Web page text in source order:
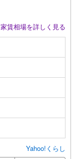
家賃相場を詳しく見る
Yahoo!くらし